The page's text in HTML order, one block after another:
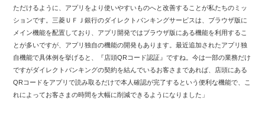
ただけるように、アプリをより使いやすいものへと改善することが私たちのミッ
ションです。三菱ＵＦＪ銀行のダイレクトバンキングサービスは、ブラウザ版に
メイン機能を配置しており、アプリ開発ではブラウザ版にある機能を利用するこ
とが多いですが、アプリ独自の機能の開発もあります。最近追加されたアプリ独
自機能で具体例を挙げると、『店頭QRコード認証』ですね。今は一部の業務だけ
ですがダイレクトバンキングの契約を結んでいるお客さまであれば、店頭にある
QRコードをアプリで読み取るだけで本人確認が完了するという便利な機能で、こ
れによってお客さまの時間を大幅に削減できるようになりました」